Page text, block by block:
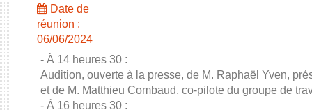
Date de
réunion :
06/06/2024
- À 14 heures 30 :
Audition, ouverte à la presse, de M. Raphaël Yven,
et de M. Matthieu Combaud, co-pilote du groupe de
- À 16 heures 30 :